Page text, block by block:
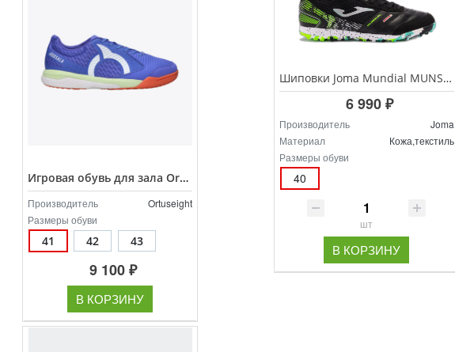
Игровая обувь для зала Ortuseight Jogosala Volta V3 арт.11020747
Производитель
Ortuseight
Размеры обуви
41 42 43
9 100 ₽
В КОРЗИНУ
Шиповки Joma Mundial MUNS.2401.TF
6 990 ₽
Производитель
Joma
Материал
Кожа,текстиль
Размеры обуви
40
шт
В КОРЗИНУ